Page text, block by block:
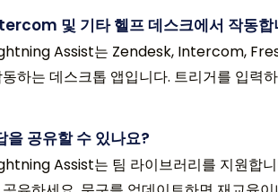
및 기타 헬프 데스크에서 작동합
Assist는 Zendesk, Intercom,
하는 데스크톱 앱입니다. 트리거를 입력
을 공유할 수 있나요?
Assist는 팀 라이브러리를 지원합